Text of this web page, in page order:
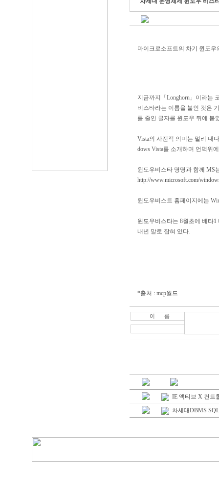
마이크로소프트의 차기 윈도우
지금까지「Longhorn」이라는
비스타라는 이름을 붙인 것은
를 줄인 글자를 윈도우 뒤에 붙
Vista의 사전적 의미는 멀리 내
dows Vista를 소개하며 언덕위
윈도우비스타 명명과 함께 MS
http://www.microsoft.com/
윈도우비스트 홈페이지에는
윈도우비스타는 8월초에 베타
내년 말로 잡혀 있다.
*출처 : mcp월드
IE 액티브 X 컨트
차세대DBMS